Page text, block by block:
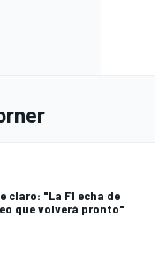
claro: "La F1 echa de
que volverá pronto"